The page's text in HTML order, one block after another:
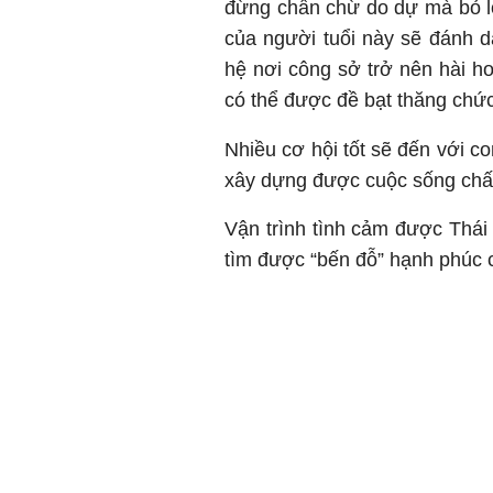
đừng chần chừ do dự mà bỏ
của người tuổi này sẽ đánh
hệ nơi công sở trở nên hài
có thể được đề bạt thăng
Nhiều cơ hội tốt sẽ đến với
xây dựng được cuộc sống
Vận trình tình cảm được
tìm được “bến đỗ” hạnh phúc